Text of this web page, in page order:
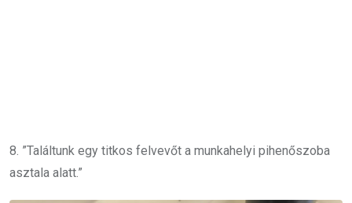
8. ”Találtunk egy titkos felvevőt a munkahelyi pihenőszoba
asztala alatt.”